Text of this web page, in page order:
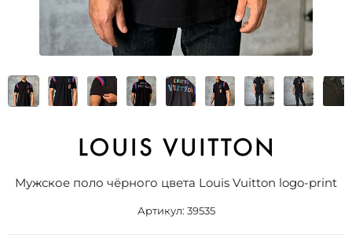
Мужское поло чёрного цвета Louis Vuitton logo-print
Артикул: 39535